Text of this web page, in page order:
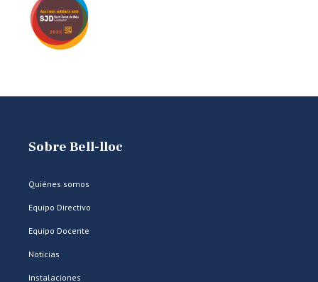
Sobre Bell-lloc
Quiénes somos
Equipo Directivo
Equipo Docente
Noticias
Instalaciones